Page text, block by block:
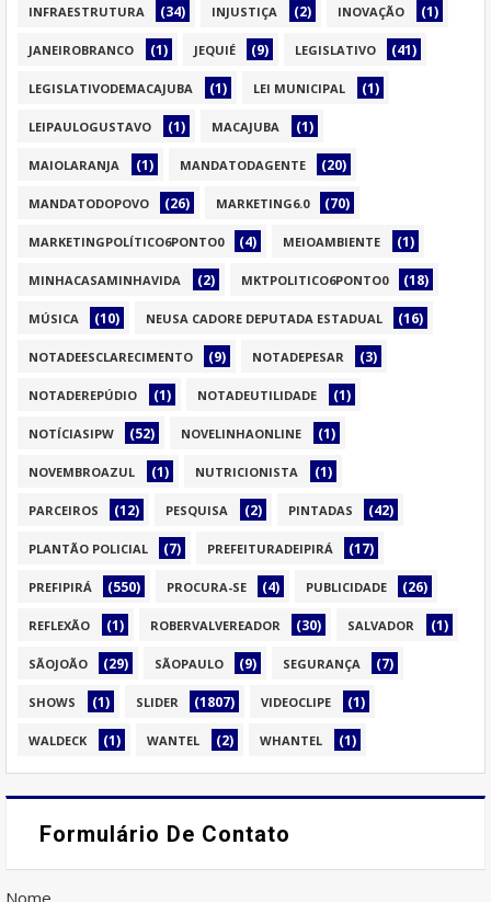
INFRAESTRUTURA (34) INJUSTIÇA (2) INOVAÇÃO (1)
JANEIROBRANCO (1) JEQUIÉ (9) LEGISLATIVO (41)
LEGISLATIVODEMACAJUBA (1) LEI MUNICIPAL (1)
LEIPAULOGUSTAVO (1) MACAJUBA (1)
MAIOLARANJA (1) MANDATODAGENTE (20)
MANDATODOPOVO (26) MARKETING6.0 (70)
MARKETINGPOLÍTICO6PONTO0 (4) MEIOAMBIENTE (1)
MINHACASAMINHAVIDA (2) MKTPOLITICO6PONTO0 (18)
MÚSICA (10) NEUSA CADORE DEPUTADA ESTADUAL (16)
NOTADEESCLARECIMENTO (9) NOTADEPESAR (3)
NOTADEREPÚDIO (1) NOTADEUTILIDADE (1)
NOTÍCIASIPW (52) NOVELINHAONLINE (1)
NOVEMBROAZUL (1) NUTRICIONISTA (1)
PARCEIROS (12) PESQUISA (2) PINTADAS (42)
PLANTÃO POLICIAL (7) PREFEITURADEIPIRÁ (17)
PREFIPIRÁ (550) PROCURA-SE (4) PUBLICIDADE (26)
REFLEXÃO (1) ROBERVALVEREADOR (30) SALVADOR (1)
SÃOJOÃO (29) SÃOPAULO (9) SEGURANÇA (7)
SHOWS (1) SLIDER (1807) VIDEOCLIPE (1)
WALDECK (1) WANTEL (2) WHANTEL (1)
Formulário De Contato
Nome